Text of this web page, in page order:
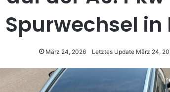
in
März 24, 2026 Letztes Update März 24,